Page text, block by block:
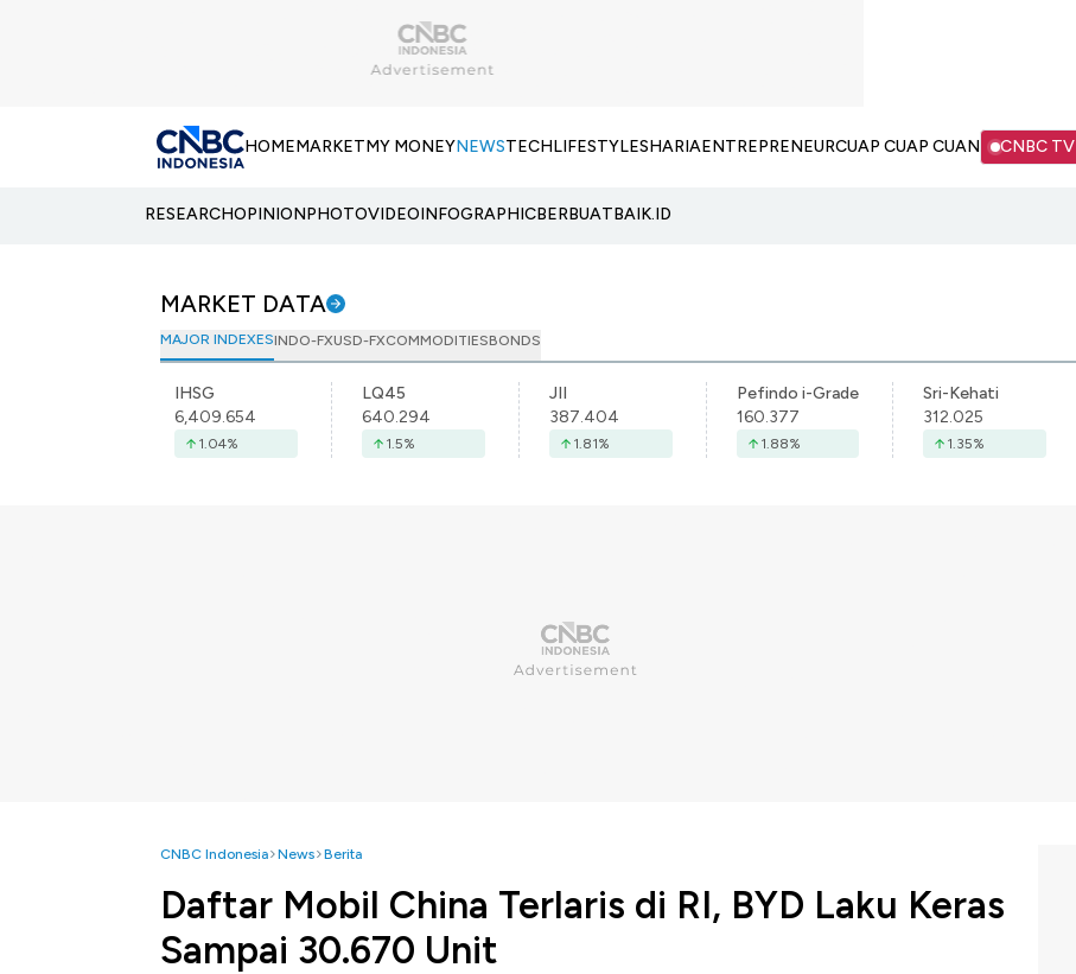
HOMEMARKETMY MONEYNEWSTECHLIFESTYLESHARIAENTREPRENEURCUAP CUAP CUAN CNBC TV
RESEARCHOPINIONPHOTOVIDEOINFOGRAPHICBERBUATBAIK.ID
MARKET DATA
MAJOR INDEXESINDO-FXUSD-FXCOMMODITIESBONDS
IHSG
6,409.654
1.04%
LQ45
640.294
1.5%
JII
387.404
1.81%
Pefindo i-Grade
160.377
1.88%
Sri-Kehati
312.025
1.35%
CNBC Indonesia News Berita
Daftar Mobil China Terlaris di RI, BYD Laku Keras
Sampai 30.670 Unit